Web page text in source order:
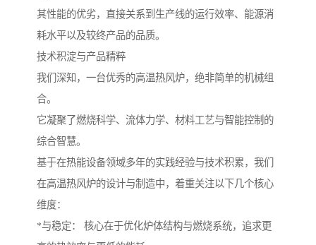
其性能的优劣，直接关系到生产线的运行效率、能源消
耗水平以及较终产品的品质。
技术积淀与产品精粹
我们深知，一台优秀的高温热风炉，绝非简单的机械组
合。
它凝聚了燃烧科学、流体力学、材料工艺与智能控制的
综合智慧。
基于在热能设备领域多年的实践经验与技术积累，我们
在高温热风炉的设计与制造中，着重关注以下几个核心
维度：
*与稳定： 核心在于优化炉体结构与燃烧系统，追求更